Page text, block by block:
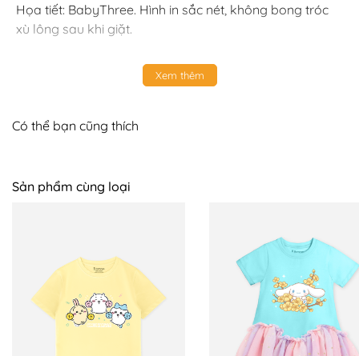
Họa tiết: BabyThree. Hình in sắc nét, không bong tróc
xù lông sau khi giặt.
Xem thêm
Có thể bạn cũng thích
Sản phẩm cùng loại